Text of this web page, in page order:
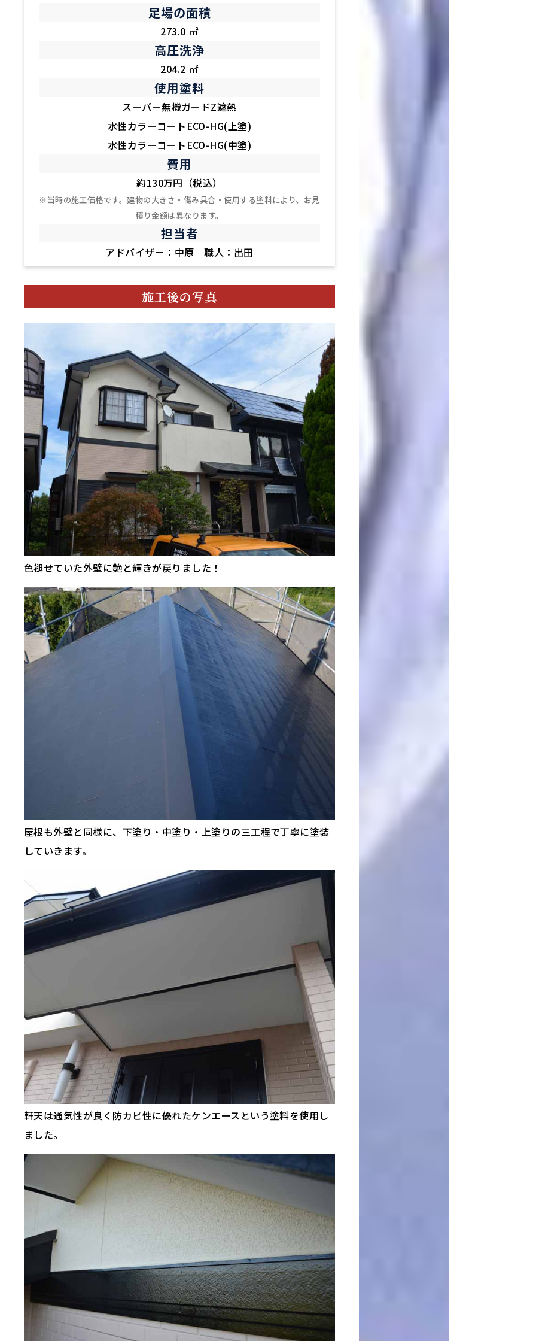
足場の面積
273.0 ㎡
高圧洗浄
204.2 ㎡
使用塗料
スーパー無機ガードZ遮熱
水性カラーコートECO-HG(上塗)
水性カラーコートECO-HG(中塗)
費用
約130万円（税込）
※当時の施工価格です。建物の大きさ・傷み具合・使用する塗料により、お見
積り金額は異なります。
担当者
アドバイザー：中原 職人：出田
施工後の写真
色褪せていた外壁に艶と輝きが戻りました！
屋根も外壁と同様に、下塗り・中塗り・上塗りの三工程で丁寧に塗装
していきます。
軒天は通気性が良く防カビ性に優れたケンエースという塗料を使用し
ました。